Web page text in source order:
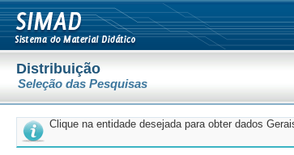
Distribuição
Seleção das Pesquisas
Clique na entidade desejada para obter dados